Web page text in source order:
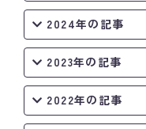
例会場・事務局の案内
リンク集
情報公開
入会のご案内
2024年の記事
2023年の記事
2022年の記事